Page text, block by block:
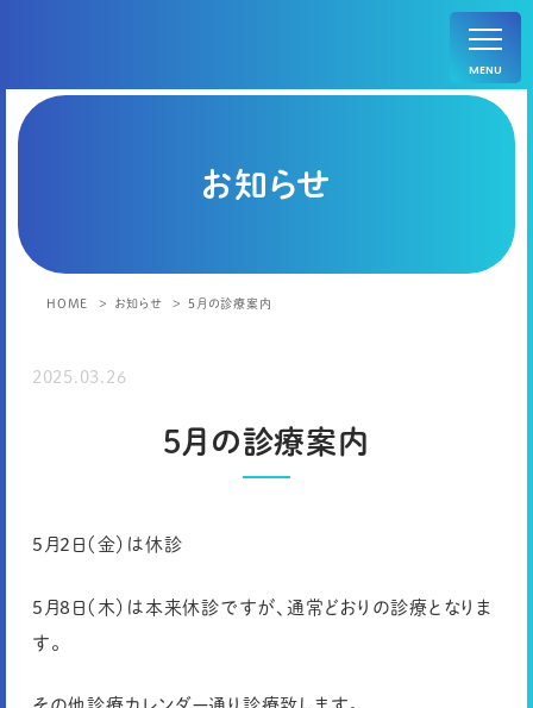
MENU
お知らせ
HOME お知らせ 5月の診療案内
2025.03.26
5月の診療案内
5月2日（金）は休診
5月8日（木）は本来休診ですが、通常どおりの診療となりま
す。